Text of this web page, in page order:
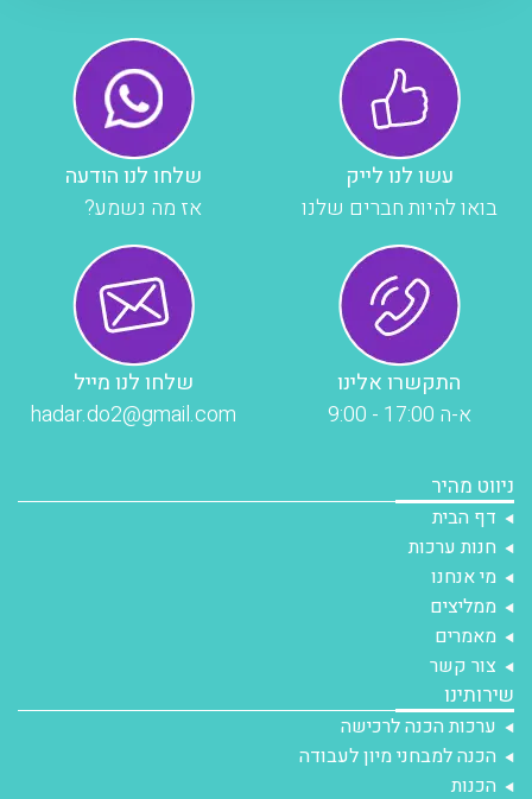
עשו לנו לייק
בואו להיות חברים שלנו
שלחו לנו הודעה
אז מה נשמע?
התקשרו אלינו
א-ה 17:00 - 9:00
שלחו לנו מייל
hadar.do2@gmail.com
ניווט מהיר
דף הבית
חנות ערכות
מי אנחנו
ממליצים
מאמרים
צור קשר
שירותינו
ערכות הכנה לרכישה
הכנה למבחני מיון לעבודה
הכנות